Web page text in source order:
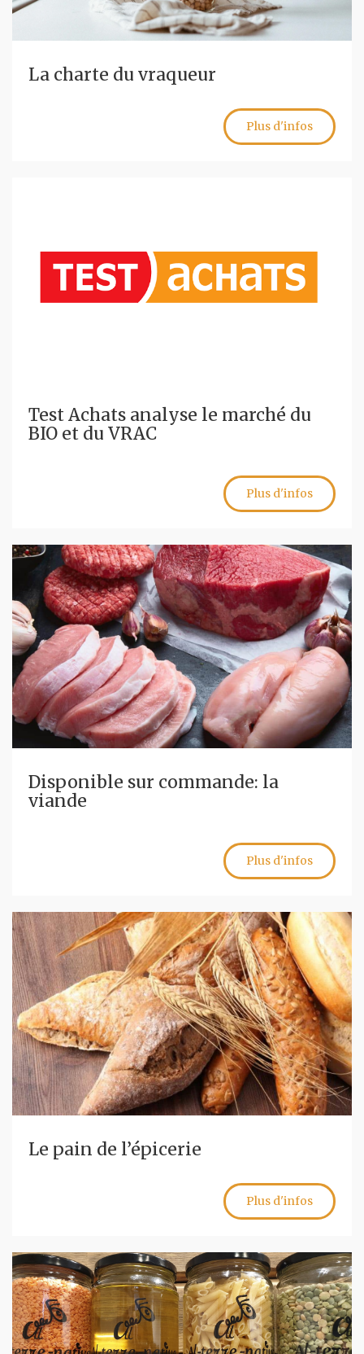
La charte du vraqueur
Plus d'infos
Test Achats analyse le marché du
BIO et du VRAC
Plus d'infos
Disponible sur commande: la
viande
Plus d'infos
Le pain de l’épicerie
Plus d'infos